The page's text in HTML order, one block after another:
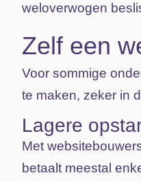
weloverwogen
Zelf een
Voor sommige
te maken, zeker in
Lagere
Met
betaalt meestal